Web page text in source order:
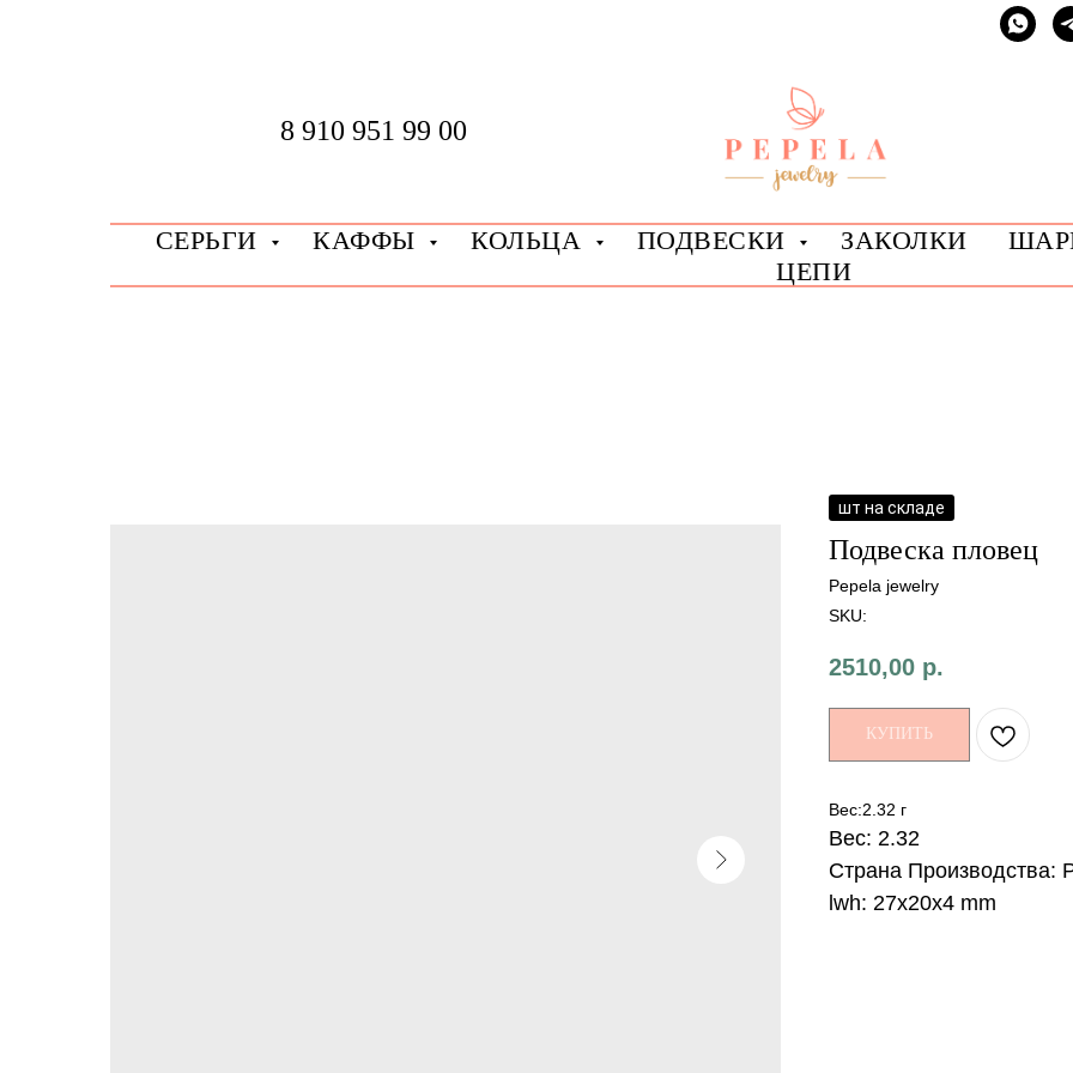
8 910 951 99 00
СЕРЬГИ КАФФЫ КОЛЬЦА ПОДВЕСКИ ЗАКОЛКИ
ЦЕПИ
Подвеска пловец
Pepela jewelry
SKU:
2510,00 р.
КУПИТЬ
Вес:2.32 г
Вес: 2.32
Страна Производства:
lwh: 27x20x4 mm